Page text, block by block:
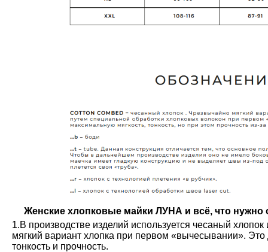
Женские хлопковые майки ЛУНА и всё, что нужно
1.В производстве изделий используется чесаный
мягкий вариант хлопка при первом «вычесывании». Это
тонкость и прочность.